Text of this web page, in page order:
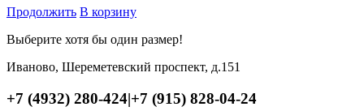
Продолжить В корзину
Выберите хотя бы один размер!
Иваново, Шереметевский проспект, д.151
+7 (4932) 280-424|+7 (915) 828-04-24